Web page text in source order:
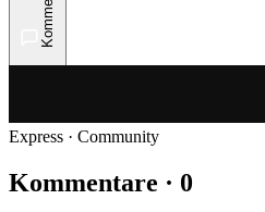
Express · Community
Kommentare · 0